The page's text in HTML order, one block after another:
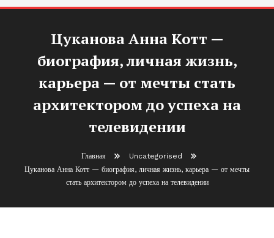
Цуканова Анна Котт —
биография, личная жизнь,
карьера — от мечты стать
архитектором до успеха на
телевидении
Главная
Uncategorised
Цуканова Анна Котт — биография, личная жизнь, карьера — от мечты
стать архитектором до успеха на телевидении